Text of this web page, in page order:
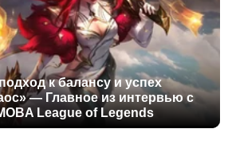
к балансу и успех
— Главное из интервью с
League of Legends